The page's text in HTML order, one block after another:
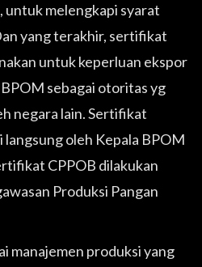
untuk melengkapi syarat
yang terakhir, sertifikat
untuk keperluan ekspor
sebagai otoritas yg
negara lain. Sertifikat
oleh Kepala BPOM
CPPOB dilakukan
Produksi Pangan
manajemen produksi yang